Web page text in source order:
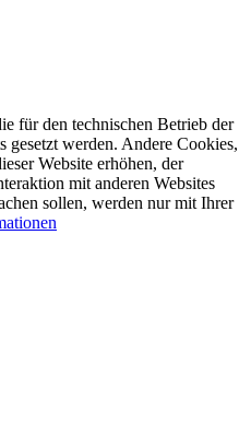
für den technischen Betrieb der
gesetzt werden. Andere Cookies,
Website erhöhen, der
mit anderen Websites
sollen, werden nur mit Ihrer